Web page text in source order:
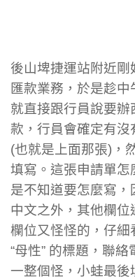
後山埤捷運站附近
匯款業務，於是趁
就直接跟行員說要
款，行員會確定有
(也就是上面那張)，
填寫。這張申請單
是不知道要怎麼寫
中文之外，其他欄
欄位又怪怪的，仔細
“母性” 的標題，聯
一整個怪，小蛙最